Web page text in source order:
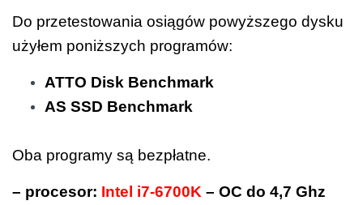
Do przetestowania osiągów powyższego dysku
użyłem poniższych programów:
ATTO Disk Benchmark
AS SSD Benchmark
Oba programy są bezpłatne.
– procesor: Intel i7-6700K – OC do 4,7 Ghz